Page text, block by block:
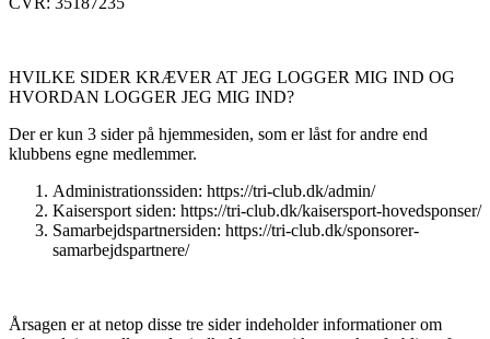
HVILKE SIDER KRÆVER AT JEG LOGGER MIG IND OG
HVORDAN LOGGER JEG MIG IND?
Der er kun 3 sider på hjemmesiden, som er låst for andre end
klubbens egne medlemmer.
Administrationssiden: https://tri-club.dk/admin/
Kaisersport siden: https://tri-club.dk/kaisersport-hovedsponser/
Samarbejdspartnersiden: https://tri-club.dk/sponsorer-
samarbejdspartnere/
Årsagen er at netop disse tre sider indeholder informationer om